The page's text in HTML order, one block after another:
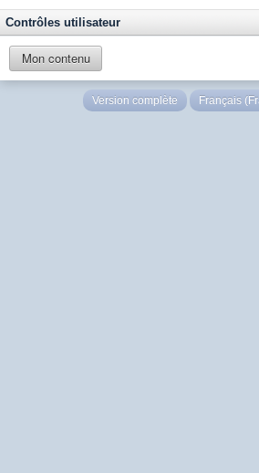
Contrôles utilisateur
Mon contenu
Version complète Français